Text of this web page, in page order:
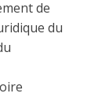
de
du